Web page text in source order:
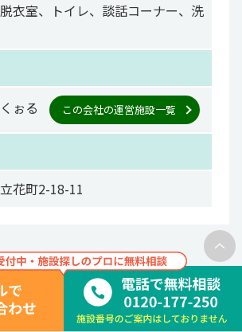
衣室、トイレ、談話コーナー、洗
ぉる この会社の運営施設一覧
花町2-18-11
町のアクセスマップ